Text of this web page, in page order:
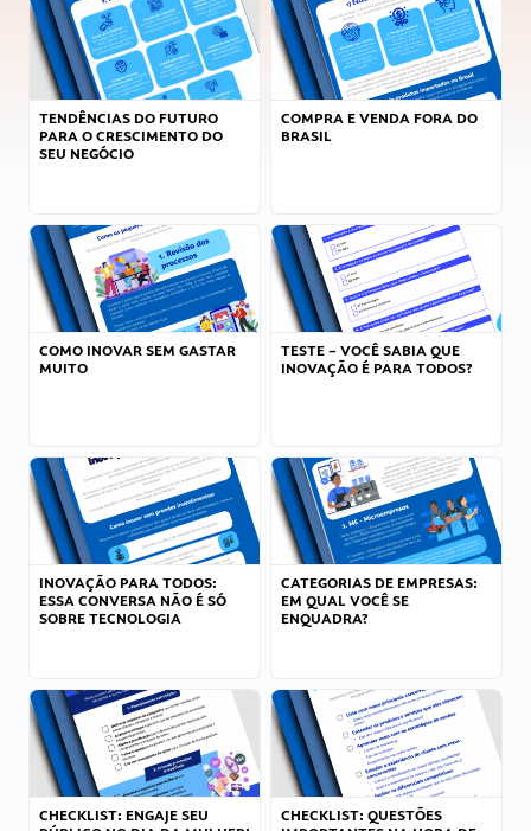
TENDÊNCIAS DO FUTURO
PARA O CRESCIMENTO DO
SEU NEGÓCIO
COMPRA E VENDA FORA DO
BRASIL
COMO INOVAR SEM GASTAR
MUITO
TESTE – VOCÊ SABIA QUE
INOVAÇÃO É PARA TODOS?
INOVAÇÃO PARA TODOS:
ESSA CONVERSA NÃO É SÓ
SOBRE TECNOLOGIA
CATEGORIAS DE EMPRESAS:
EM QUAL VOCÊ SE
ENQUADRA?
CHECKLIST: ENGAJE SEU
CHECKLIST: QUESTÕES